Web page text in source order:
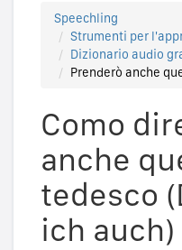
Speechling
Strumenti per
Dizionario audio
Prenderò anche
Como
anche
tedesco
ich auch)